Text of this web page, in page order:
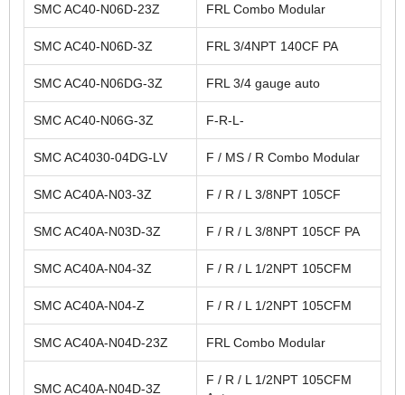
SMC AC40-N06D-23Z FRL Combo Modular
SMC AC40-N06D-3Z FRL 3/4NPT 140CF PA
SMC AC40-N06DG-3Z FRL 3/4 gauge auto
SMC AC40-N06G-3Z F-R-L-
SMC AC4030-04DG-LV F / MS / R Combo Modular
SMC AC40A-N03-3Z F / R / L 3/8NPT 105CF
SMC AC40A-N03D-3Z F / R / L 3/8NPT 105CF PA
SMC AC40A-N04-3Z F / R / L 1/2NPT 105CFM
SMC AC40A-N04-Z F / R / L 1/2NPT 105CFM
SMC AC40A-N04D-23Z FRL Combo Modular
SMC AC40A-N04D-3Z
F / R / L 1/2NPT 105CFM